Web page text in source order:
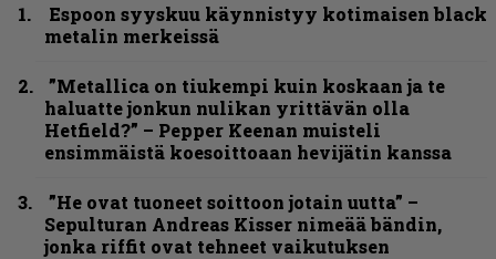
Espoon syyskuu käynnistyy kotimaisen black
metalin merkeissä
”Metallica on tiukempi kuin koskaan ja te
haluatte jonkun nulikan yrittävän olla
Hetfield?” – Pepper Keenan muisteli
ensimmäistä koesoittoaan hevijätin kanssa
”He ovat tuoneet soittoon jotain uutta” –
Sepulturan Andreas Kisser nimeää bändin,
jonka riffit ovat tehneet vaikutuksen